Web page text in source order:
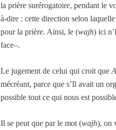
la prière surérogatoire, pendant le
à-dire : cette direction selon
pour la prière. Ainsi, le (wajh) ici
face–.
Le jugement de celui qui croit que
mécréant, parce que s’Il avait un
possible tout ce qui nous est
Il se peut que par le mot (wajh), on